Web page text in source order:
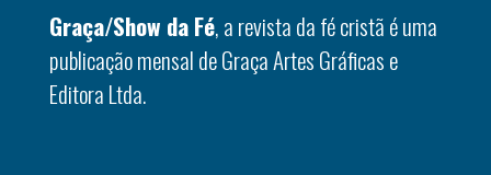
Graça/Show da Fé, a revista da fé cristã é uma
publicação mensal de Graça Artes Gráficas e
Editora Ltda.